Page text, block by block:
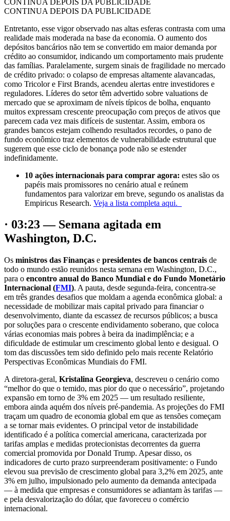
CONTINUA DEPOIS DA PUBLICIDADE
Entretanto, esse vigor observado nas altas esferas contrasta com uma
realidade mais moderada na base da economia. O aumento dos
depósitos bancários não tem se convertido em maior demanda por
crédito ao consumidor, indicando um comportamento mais prudente
das famílias. Paralelamente, surgem sinais de fragilidade no mercado
de crédito privado: o colapso de empresas altamente alavancadas,
como Tricolor e First Brands, acendeu alertas entre investidores e
reguladores. Líderes do setor têm advertido sobre valuations de
mercado que se aproximam de níveis típicos de bolha, enquanto
muitos expressam crescente preocupação com preços de ativos que
parecem cada vez mais difíceis de sustentar. Assim, embora os
grandes bancos estejam colhendo resultados recordes, o pano de
fundo econômico traz elementos de vulnerabilidade estrutural que
sugerem que esse ciclo de bonança pode não se estender
indefinidamente.
10 ações internacionais para comprar agora: estes são os
papéis mais promissores no cenário atual e reúnem
fundamentos para valorizar em breve, segundo os analistas da
Empiricus Research. Veja a lista completa aqui.
· 03:23 — Semana agitada em
Washington, D.C.
Os ministros das Finanças e presidentes de bancos centrais de
todo o mundo estão reunidos nesta semana em Washington, D.C.,
para o encontro anual do Banco Mundial e do Fundo Monetário
Internacional (FMI). A pauta, desde segunda-feira, concentra-se
em três grandes desafios que moldam a agenda econômica global: a
necessidade de mobilizar mais capital privado para financiar o
desenvolvimento, diante da escassez de recursos públicos; a busca
por soluções para o crescente endividamento soberano, que coloca
várias economias mais pobres à beira da inadimplência; e a
dificuldade de estimular um crescimento global lento e desigual. O
tom das discussões tem sido definido pelo mais recente Relatório
Perspectivas Econômicas Mundiais do FMI.
A diretora-geral, Kristalina Georgieva, descreveu o cenário como
“melhor do que o temido, mas pior do que o necessário”, projetando
expansão em torno de 3% em 2025 — um resultado resiliente,
embora ainda aquém dos níveis pré-pandemia. As projeções do FMI
traçam um quadro de economia global em que as tensões começam
a se tornar mais evidentes. O principal vetor de instabilidade
identificado é a política comercial americana, caracterizada por
tarifas amplas e medidas protecionistas decorrentes da guerra
comercial promovida por Donald Trump. Apesar disso, os
indicadores de curto prazo surpreenderam positivamente: o Fundo
elevou sua previsão de crescimento global para 3,2% em 2025, ante
3% em julho, impulsionado pelo aumento da demanda antecipada
— à medida que empresas e consumidores se adiantam às tarifas —
e pela desvalorização do dólar, que favoreceu o comércio
internacional.